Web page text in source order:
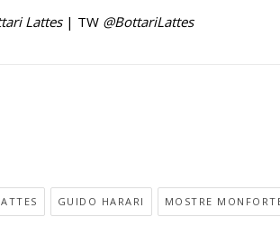
Lattes| TW @BottariLattes
GUIDO HARARI MOSTRE